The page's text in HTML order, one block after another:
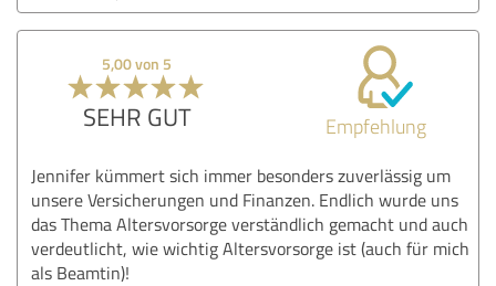
5,00 von 5
SEHR GUT Empfehlung
Jennifer kümmert sich immer besonders zuverlässig um
unsere Versicherungen und Finanzen. Endlich wurde uns
das Thema Altersvorsorge verständlich gemacht und auch
verdeutlicht, wie wichtig Altersvorsorge ist (auch für mich
als Beamtin)!